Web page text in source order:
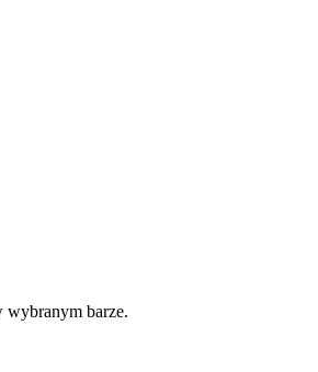
wybranym barze.